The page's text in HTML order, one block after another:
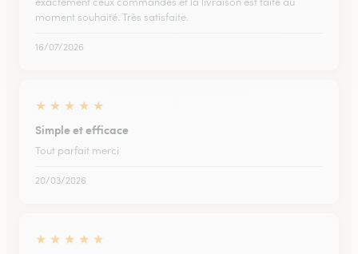
moment souhaité. Très satisfaite.
16/07/2026
★ ★ ★ ★ ★
Simple et efficace
Tout parfait merci
20/03/2026
★ ★ ★ ★ ★